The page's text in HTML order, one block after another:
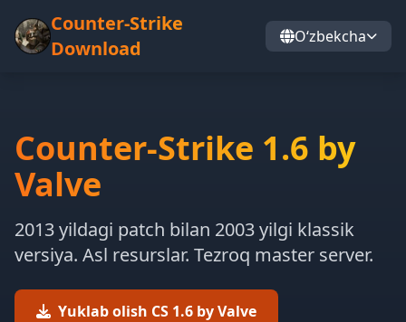
Counter-Strike
Download
Oʻzbekcha
Counter-Strike 1.6 by
Valve
2013 yildagi patch bilan 2003 yilgi klassik
versiya. Asl resurslar. Tezroq master server.
Yuklab olish CS 1.6 by Valve